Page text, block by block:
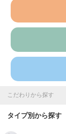
こだわりから探す
タイプ別から探す